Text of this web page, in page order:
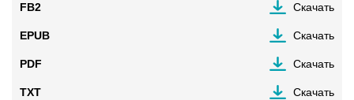
FB2 Скачать
EPUB Скачать
PDF Скачать
TXT Скачать